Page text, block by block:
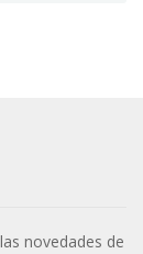
novedades de